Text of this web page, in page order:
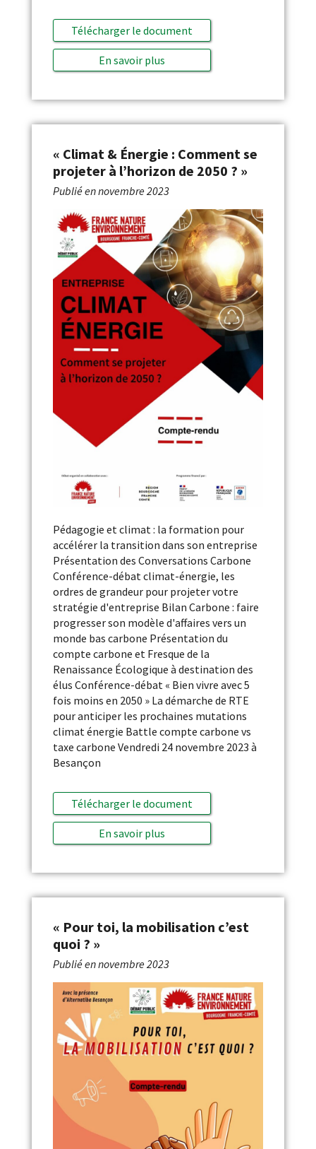
Télécharger le document
En savoir plus
« Climat & Énergie : Comment se
projeter à l’horizon de 2050 ? »
Publié ennovembre 2023
Pédagogie et climat : la formation pour
accélérer la transition dans son entreprise
Présentation des Conversations Carbone
Conférence-débat climat-énergie, les
ordres de grandeur pour projeter votre
stratégie d'entreprise Bilan Carbone : faire
progresser son modèle d'affaires vers un
monde bas carbone Présentation du
compte carbone et Fresque de la
Renaissance Écologique à destination des
élus Conférence-débat « Bien vivre avec 5
fois moins en 2050 » La démarche de RTE
pour anticiper les prochaines mutations
climat énergie Battle compte carbone vs
taxe carbone Vendredi 24 novembre 2023 à
Besançon
Télécharger le document
En savoir plus
« Pour toi, la mobilisation c’est
quoi ? »
Publié ennovembre 2023